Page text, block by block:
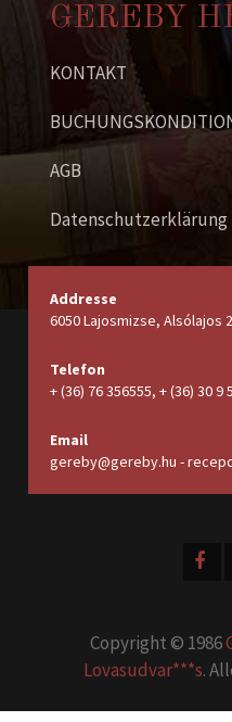
GEREBY
KONTAKT
AGB
Datenschutzerklärung
Addresse
6050 Lajosmizse, Alsólajos
Telefon
+ (36) 76 356555, + (36) 30 9
Email
gereby@gereby.hu -
Copyright © 1986
Lovasudvar***s.